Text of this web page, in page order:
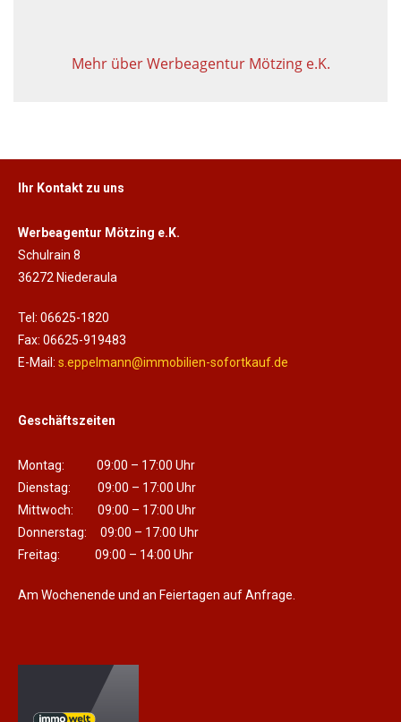
Mehr über Werbeagentur Mötzing e.K.
Ihr Kontakt zu uns
Werbeagentur Mötzing e.K.
Schulrain 8
36272 Niederaula
Tel: 06625-1820
Fax: 06625-919483
E-Mail: s.eppelmann@immobilien-sofortkauf.de
Geschäftszeiten
Montag: 09:00 – 17:00 Uhr
Dienstag: 09:00 – 17:00 Uhr
Mittwoch: 09:00 – 17:00 Uhr
Donnerstag: 09:00 – 17:00 Uhr
Freitag: 09:00 – 14:00 Uhr
Am Wochenende und an Feiertagen auf Anfrage.